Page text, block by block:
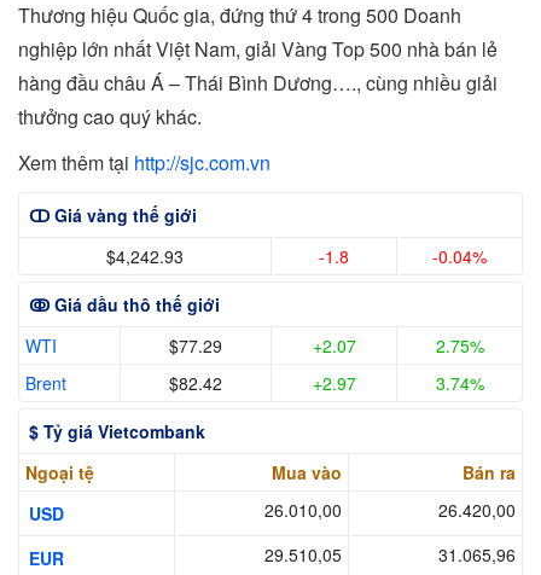
Thương hiệu Quốc gia, đứng thứ 4 trong 500 Doanh
nghiệp lớn nhất Việt Nam, giải Vàng Top 500 nhà bán lẻ
hàng đầu châu Á – Thái Bình Dương…., cùng nhiều giải
thưởng cao quý khác.
Xem thêm tại http://sjc.com.vn
ↀ Giá vàng thế giới
$4,242.93
-1.8
-0.04%
ↂ Giá dầu thô thế giới
WTI
$77.29 +2.07
2.75%
Brent
$82.42 +2.97
3.74%
$ Tỷ giá Vietcombank
Ngoại tệ
Mua vào
Bán ra
USD
26.010,00
26.420,00
EUR
29.510,05
31.065,96